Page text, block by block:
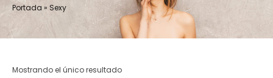
Portada » Sexy
Mostrando el único resultado